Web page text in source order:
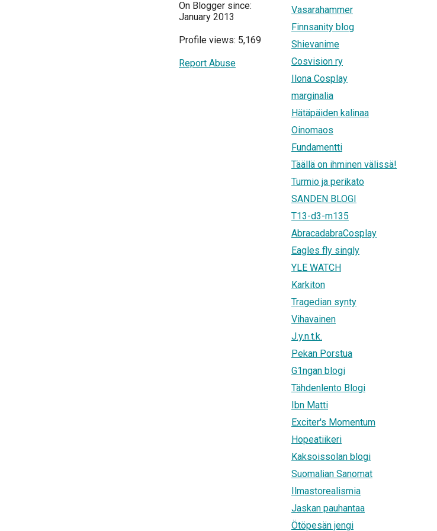
On Blogger since:
January 2013
Profile views: 5,169
Report Abuse
Vasarahammer
Finnsanity blog
Shievanime
Cosvision ry
Ilona Cosplay
marginalia
Hätäpäiden kalinaa
Oinomaos
Fundamentti
Täällä on ihminen välissä!
Turmio ja perikato
SANDEN BLOGI
T13-d3-m135
AbracadabraCosplay
Eagles fly singly
YLE WATCH
Karkiton
Tragedian synty
Vihavainen
J.y.n.t.k.
Pekan Porstua
G1ngan blogi
Tähdenlento Blogi
Ibn Matti
Exciter's Momentum
Hopeatiikeri
Kaksoissolan blogi
Suomalian Sanomat
Ilmastorealismia
Jaskan pauhantaa
Ötöpesän jengi